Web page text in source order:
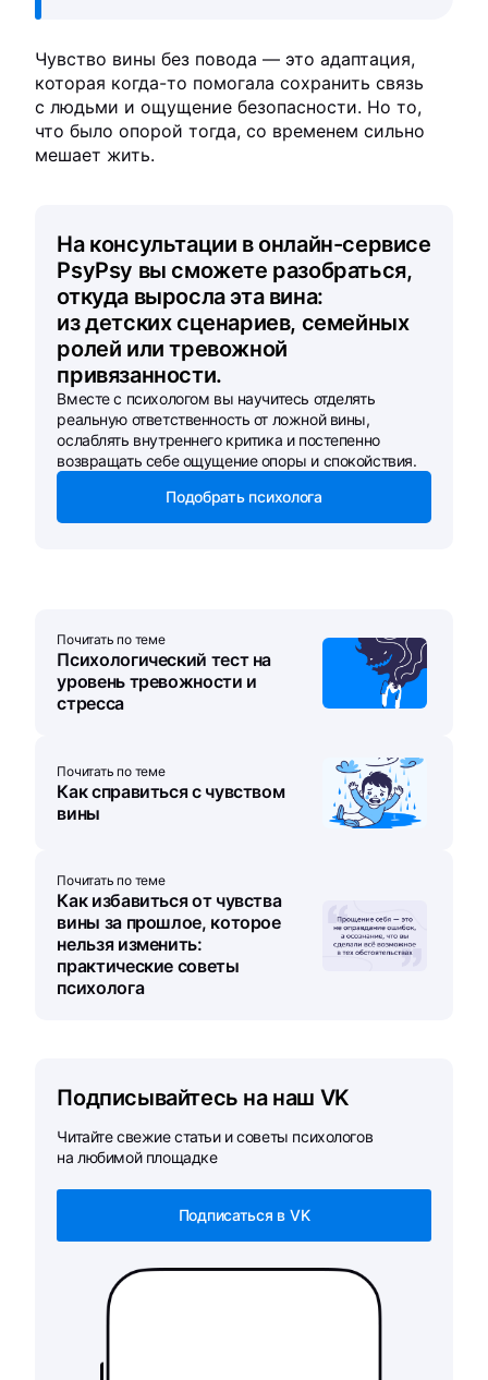
Чувство вины без повода — это адаптация,
которая когда-то помогала сохранить связь
с людьми и ощущение безопасности. Но то,
что было опорой тогда, со временем сильно
мешает жить.
На консультации в онлайн-сервисе
PsyPsy вы сможете разобраться,
откуда выросла эта вина:
из детских сценариев, семейных
ролей или тревожной
привязанности.
Вместе с психологом вы научитесь отделять
реальную ответственность от ложной вины,
ослаблять внутреннего критика и постепенно
возвращать себе ощущение опоры и спокойствия.
Подобрать психолога
Почитать по теме
Психологический тест на
уровень тревожности и
стресса
Почитать по теме
Как справиться с чувством
вины
Почитать по теме
Как избавиться от чувства
вины за прошлое, которое
нельзя изменить:
практические советы
психолога
Подписывайтесь на наш VK
Читайте свежие статьи и советы психологов
на любимой площадке
Подписаться в VK